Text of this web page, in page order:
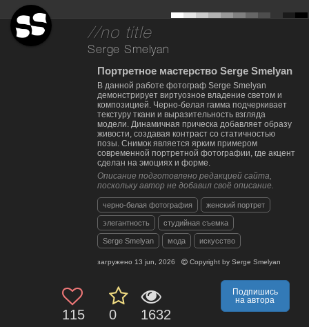
//no title
Serge Smelyan
Портретное мастерство Serge Smelyan
В данной работе фотограф Serge Smelyan
демонстрирует виртуозное владение светом и
композицией. Черно-белая гамма подчеркивает
текстуру ткани и выразительность взгляда
модели. Динамичная прическа добавляет образу
живости, создавая контраст со статичностью
позы. Снимок является ярким примером
современной портретной фотографии, где акцент
сделан на эмоциях и форме.
Описание подготовлено редакцией сайта,
поскольку автор не добавил своё описание.
черно-белая фотография женский портрет
элегантность студийная съемка
Serge Smelyan мода искусство
загружено 13 jun, 2026 Copyright by Serge Smelyan
115 0 1632
Подпишись
на автора